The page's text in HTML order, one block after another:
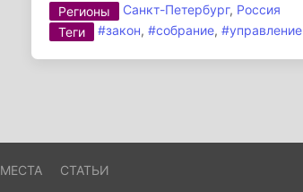
Регионы
Санкт-Петербург, Россия
Теги
#закон,#собрание,#управление
МЕСТА СТАТЬИ